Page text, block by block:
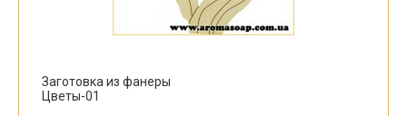
Заготовка из фанеры
Цветы-01